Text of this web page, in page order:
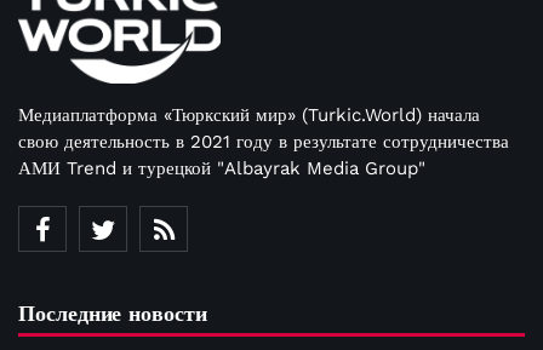
Медиаплатформа «Тюркский мир» (Turkic.World) начала
свою деятельность в 2021 году в результате сотрудничества
АМИ Trend и турецкой "Albayrak Media Group"
Последние новости